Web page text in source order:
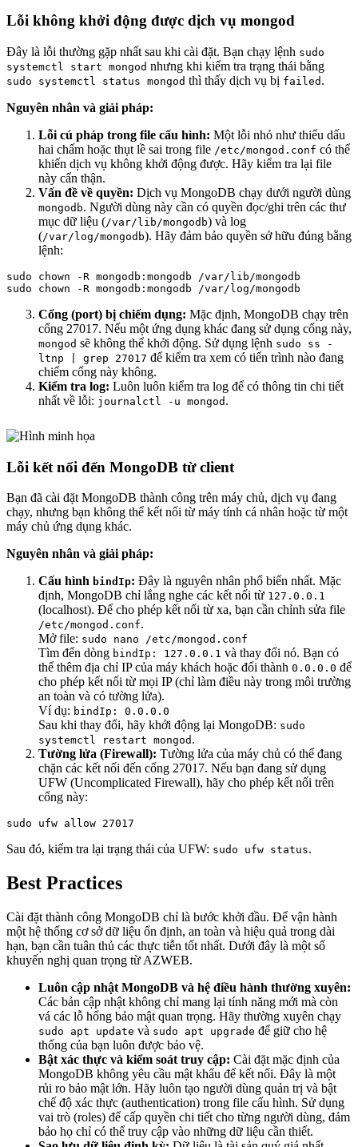
Lỗi không khởi động được dịch vụ mongod
Đây là lỗi thường gặp nhất sau khi cài đặt. Bạn chạy lệnh sudo
systemctl start mongod nhưng khi kiểm tra trạng thái bằng
sudo systemctl status mongod thì thấy dịch vụ bị failed .
Nguyên nhân và giải pháp:
Lỗi cú pháp trong file cấu hình: Một lỗi nhỏ như thiếu dấu
hai chấm hoặc thụt lề sai trong file /etc/mongod.conf có thể
khiến dịch vụ không khởi động được. Hãy kiểm tra lại file
này cẩn thận.
Vấn đề về quyền: Dịch vụ MongoDB chạy dưới người dùng
mongodb. Người dùng này cần có quyền đọc/ghi trên các thư
mục dữ liệu (/var/lib/mongodb) và log
(/var/log/mongodb). Hãy đảm bảo quyền sở hữu đúng bằng
lệnh:
sudo chown -R mongodb:mongodb /var/lib/mongodb
Cổng (port) bị chiếm dụng: Mặc định, MongoDB chạy trên
cổng 27017. Nếu một ứng dụng khác đang sử dụng cổng này,
mongod sẽ không thể khởi động. Sử dụng lệnh sudo ss -
ltnp | grep 27017 để kiểm tra xem có tiến trình nào đang
chiếm cổng này không.
Kiểm tra log: Luôn luôn kiểm tra log để có thông tin chi tiết
nhất về lỗi: journalctl -u mongod .
Lỗi kết nối đến MongoDB từ client
Bạn đã cài đặt MongoDB thành công trên máy chủ, dịch vụ đang
chạy, nhưng bạn không thể kết nối từ máy tính cá nhân hoặc từ một
máy chủ ứng dụng khác.
Nguyên nhân và giải pháp:
Cấu hình bindIp: Đây là nguyên nhân phổ biến nhất. Mặc
định, MongoDB chỉ lắng nghe các kết nối từ 127.0.0.1
(localhost). Để cho phép kết nối từ xa, bạn cần chỉnh sửa file
/etc/mongod.conf.
Mở file: sudo nano /etc/mongod.conf
Tìm đến dòng bindIp: 127.0.0.1 và thay đổi nó. Bạn có
thể thêm địa chỉ IP của máy khách hoặc đổi thành 0.0.0.0 để
cho phép kết nối từ mọi IP (chỉ làm điều này trong môi trường
an toàn và có tường lửa).
Ví dụ: bindIp: 0.0.0.0
Sau khi thay đổi, hãy khởi động lại MongoDB: sudo
systemctl restart mongod .
Tường lửa (Firewall): Tường lửa của máy chủ có thể đang
chặn các kết nối đến cổng 27017. Nếu bạn đang sử dụng
UFW (Uncomplicated Firewall), hãy cho phép kết nối trên
cổng này:
Sau đó, kiểm tra lại trạng thái của UFW: sudo ufw status.
Best Practices
Cài đặt thành công MongoDB chỉ là bước khởi đầu. Để vận hành
một hệ thống cơ sở dữ liệu ổn định, an toàn và hiệu quả trong dài
hạn, bạn cần tuân thủ các thực tiễn tốt nhất. Dưới đây là một số
khuyến nghị quan trọng từ AZWEB.
Luôn cập nhật MongoDB và hệ điều hành thường xuyên:
Các bản cập nhật không chỉ mang lại tính năng mới mà còn
vá các lỗ hổng bảo mật quan trọng. Hãy thường xuyên chạy
sudo apt update và sudo apt upgrade để giữ cho hệ
thống của bạn luôn được bảo vệ.
Bật xác thực và kiểm soát truy cập: Cài đặt mặc định của
MongoDB không yêu cầu mật khẩu để kết nối. Đây là một
rủi ro bảo mật lớn. Hãy luôn tạo người dùng quản trị và bật
chế độ xác thực (authentication) trong file cấu hình. Sử dụng
vai trò (roles) để cấp quyền chi tiết cho từng người dùng, đảm
bảo họ chỉ có thể truy cập vào những dữ liệu cần thiết.